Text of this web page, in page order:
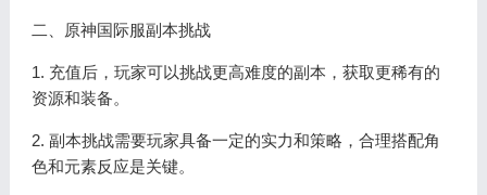
二、原神国际服副本挑战
1. 充值后，玩家可以挑战更高难度的副本，获取更稀有的
资源和装备。
2. 副本挑战需要玩家具备一定的实力和策略，合理搭配角
色和元素反应是关键。